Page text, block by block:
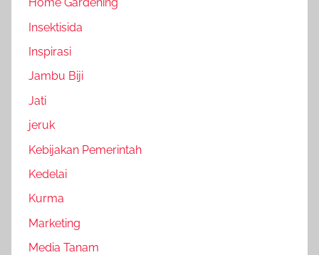
Insektisida
Inspirasi
Jambu Biji
Jati
jeruk
Kebijakan Pemerintah
Kedelai
Kurma
Marketing
Media Tanam